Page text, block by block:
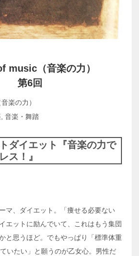
music（音楽の力）
第6回
楽の力）
, 音楽・舞踏
ダイエット『音楽の力で
ス！』
マ、ダイエット。「痩せる必要ない
エットに励んでいて、これはもう集団
と思うほど。でもやっぱり「標準体重
いたい」と願うのが乙女心。男性だ